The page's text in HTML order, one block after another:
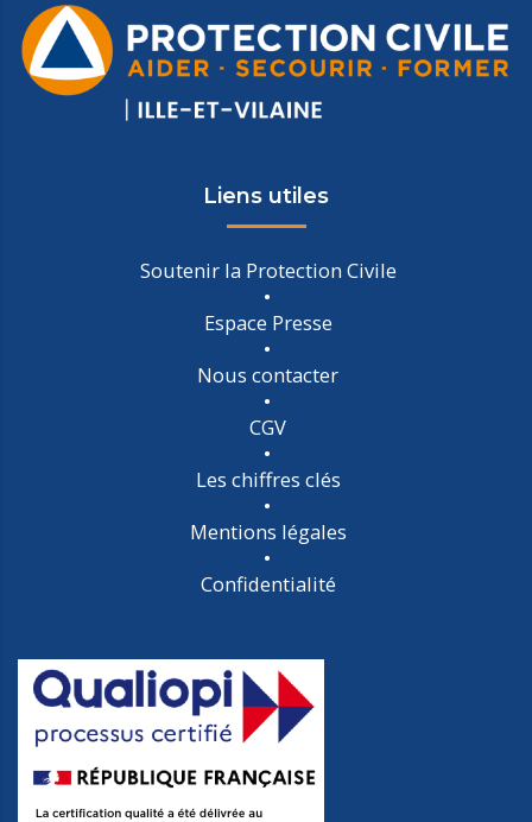
Liens utiles
Soutenir la Protection Civile
Espace Presse
Nous contacter
CGV
Les chiffres clés
Mentions légales
Confidentialité